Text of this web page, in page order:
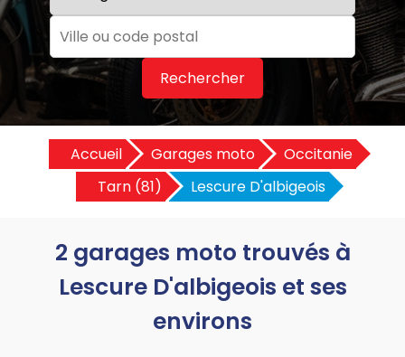
Rechercher
Accueil Garages moto
Occitanie
Tarn (81)
Lescure D'albigeois
2 garages moto trouvés à
Lescure D'albigeois et ses
environs